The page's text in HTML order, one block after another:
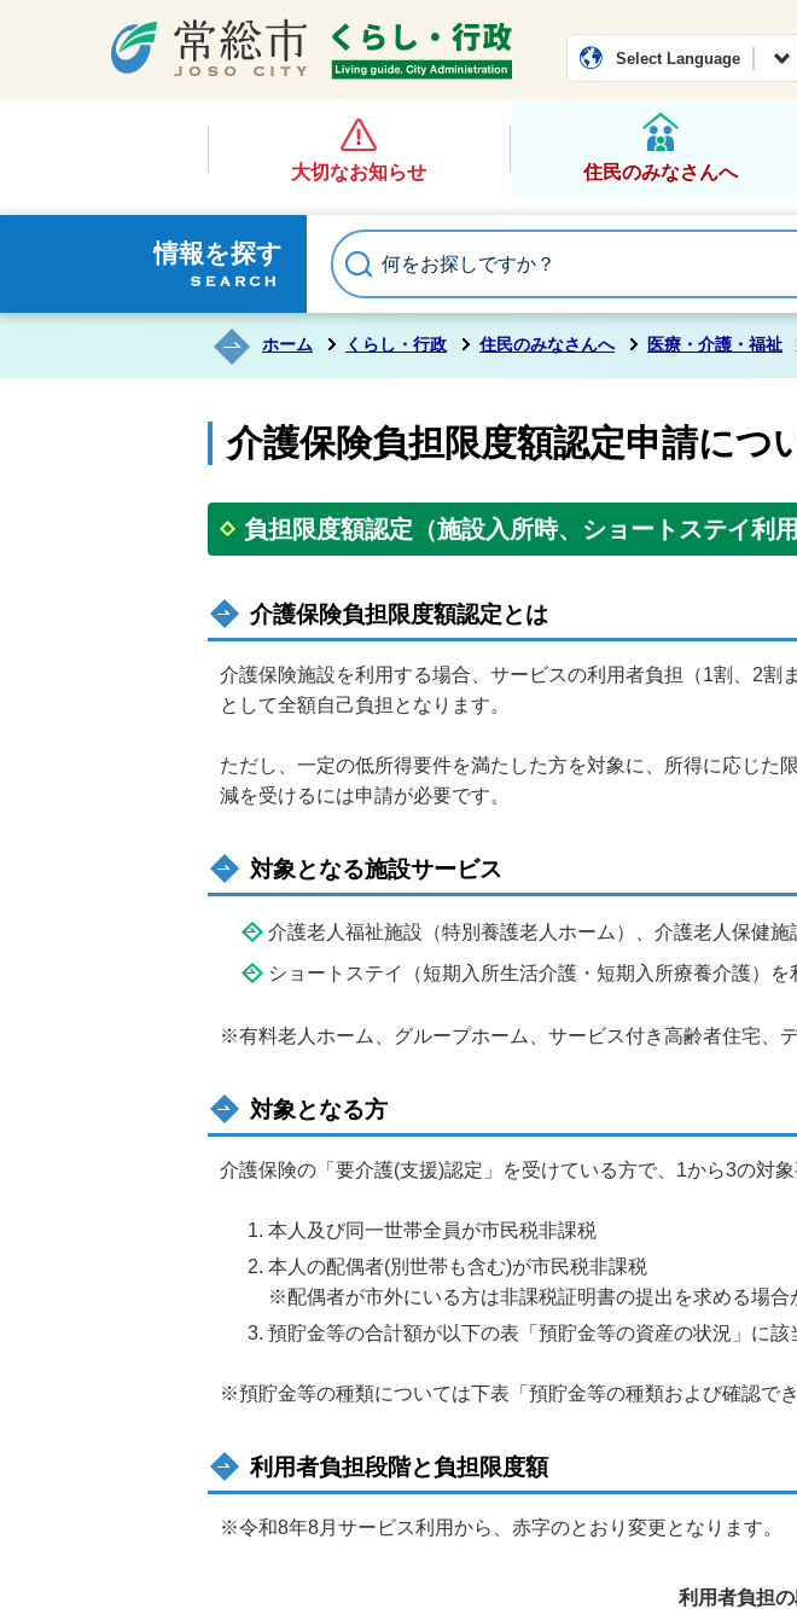
常総市公
Select Language
大切なお知らせ 住民のみなさんへ
情報を探す
ホーム くらし・行政 住民のみなさんへ 医療・介護・福祉
介護保険負担限度額認定申請につ
負担限度額認定（施設入所時、ショートステイ利
介護保険負担限度額認定とは
介護保険施設を利用する場合、サービスの利用者負担（1割、2
として全額自己負担となります。
ただし、一定の低所得要件を満たした方を対象に、所得に応じ
減を受けるには申請が必要です。
対象となる施設サービス
介護老人福祉施設（特別養護老人ホーム）、介護老人保健
ショートステイ（短期入所生活介護・短期入所療養介護）
※有料老人ホーム、グループホーム、サービス付き高齢者住宅、
対象となる方
介護保険の「要介護(支援)認定」を受けている方で、1から3の対
本人及び同一世帯全員が市民税非課税
本人の配偶者(別世帯も含む)が市民税非課税
※配偶者が市外にいる方は非課税証明書の提出を求める場合
預貯金等の合計額が以下の表「預貯金等の資産の状況」に該
※預貯金等の種類については下表「預貯金等の種類および確認で
利用者負担段階と負担限度額
※令和8年8月サービス利用から、赤字のとおり変更となります。
利用者負担